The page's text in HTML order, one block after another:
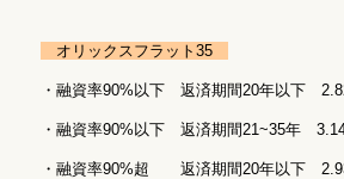
オリックスフラット35
・融資率90%以下 返済期間20年以下
・融資率90%以下 返済期間21~35年
・融資率90%超 返済期間20年以下